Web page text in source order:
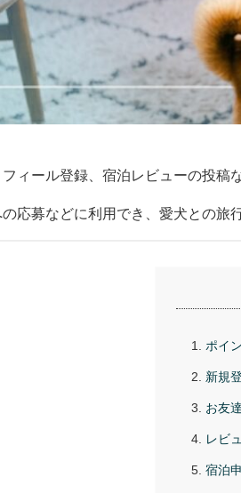
ィール登録、宿泊レビューの投稿
応募などに利用でき、愛犬との旅
ポイ
新規
お友
レビ
宿泊